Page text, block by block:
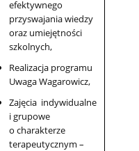
efektywnego
przyswajania wiedzy
oraz umiejętności
szkolnych,
Realizacja programu
Uwaga Wagarowicz,
Zajęcia indywidualne
i grupowe
o charakterze
terapeutycznym –